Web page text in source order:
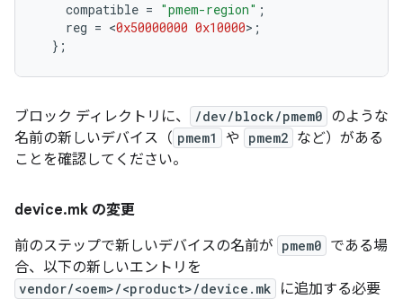
compatible = "pmem-region" ;
reg = <0x50000000 0x10000> ;
};
ブロック ディレクトリに、 /dev/block/pmem0 のような
名前の新しいデバイス（ pmem1 や pmem2 など）がある
ことを確認してください。
device.mk の変更
前のステップで新しいデバイスの名前が pmem0 である場
合、以下の新しいエントリを
vendor/<oem>/<product>/device.mk
に追加する必要